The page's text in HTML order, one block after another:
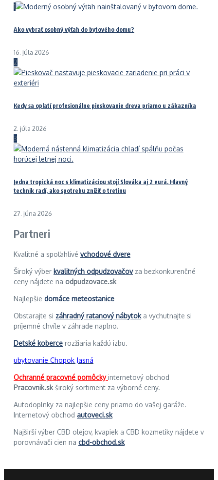
1
Ako vybrať osobný výťah do bytového domu?
16. júla 2026
2
Kedy sa oplatí profesionálne pieskovanie dreva priamo u zákazníka
2. júla 2026
3
Jedna tropická noc s klimatizáciou stojí Slováka aj 2 eurá. Hlavný
technik radí, ako spotrebu znížiť o tretinu
27. júna 2026
Partneri
Kvalitné a spoľahlivé vchodové dvere
Široký výber kvalitných odpudzovačovza bezkonkurenčné
ceny nájdete na odpudzovace.sk
Najlepšie domáce meteostanice
Obstarajte si záhradný ratanový nábytoka vychutnajte si
príjemné chvíle v záhrade naplno.
Detské koberce rozžiaria každú izbu.
ubytovanie Chopok Jasná
Ochranné pracovné pomôckyinternetový obchod
Pracovnik.skširoký sortiment za výborné ceny.
Autodoplnky za najlepšie ceny priamo do vašej garáže.
Internetový obchod autoveci.sk
Najširší výber CBD olejov, kvapiek a CBD kozmetiky nájdete v
porovnávači cien na cbd-obchod.sk